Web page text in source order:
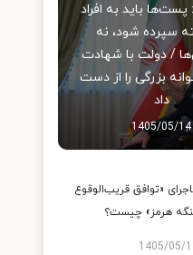
باید به افراد
سپرده شود، نه
/ دولت با شهادت
بزرگی را از دست
داد
1405/05/14
«توافق قریب‌الوقوع
هرمز» چیست؟
1405/05/